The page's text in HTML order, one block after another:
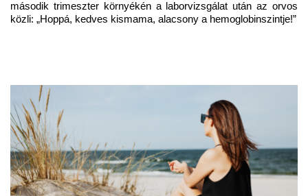
második trimeszter környékén a laborvizsgálat után az orvos
közli: „Hoppá, kedves kismama, alacsony a hemoglobinszintje!”